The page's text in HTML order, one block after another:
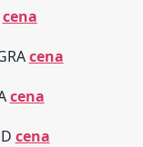
cena
cena
cena
cena